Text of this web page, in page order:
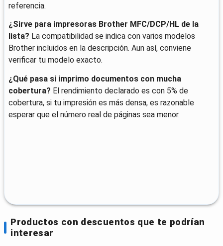
referencia.
¿Sirve para impresoras Brother MFC/DCP/HL de la
lista? La compatibilidad se indica con varios modelos
Brother incluidos en la descripción. Aun así, conviene
verificar tu modelo exacto.
¿Qué pasa si imprimo documentos con mucha
cobertura? El rendimiento declarado es con 5% de
cobertura, si tu impresión es más densa, es razonable
esperar que el número real de páginas sea menor.
Productos con descuentos que te podrían
interesar